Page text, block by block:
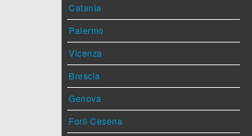
Catania
Palermo
Vicenza
Brescia
Genova
Forlì Cesena